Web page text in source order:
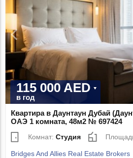
115 000 AED
в год
Квартира в Даунтаун Дубай
ОАЭ 1 комната, 48м2 № 697424
Комнат:Студия
Bridges And Allies Real Estate Brokers